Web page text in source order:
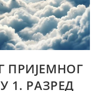
ПРИЈЕМНОГ
1. РАЗРЕД